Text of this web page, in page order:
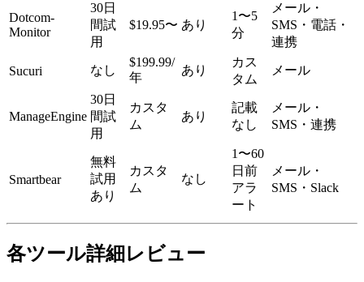
Dotcom-
Monitor
30日
間試
用
$19.95〜 あり
1〜5
分
メール・
SMS・電話・
連携
Sucuri なし
$199.99/
年
あり
カス
タム
メール
ManageEngine
30日
間試
用
カスタ
ム
あり
記載
なし
メール・
SMS・連携
Smartbear
無料
試用
あり
カスタ
ム
なし
1〜60
日前
アラ
ート
メール・
SMS・Slack
各ツール詳細レビュー